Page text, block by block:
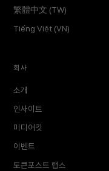
繁體中文 (TW)
Tiếng Việt (VN)
회사
소개
인사이트
미디어킷
이벤트
토큰포스트 랩스